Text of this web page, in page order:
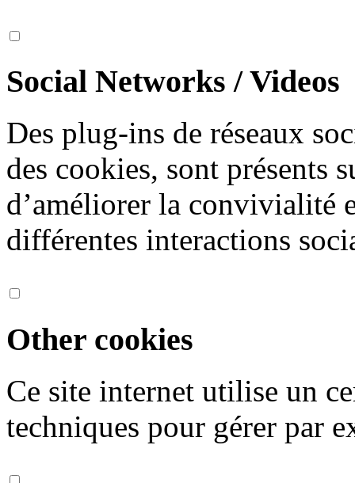
Social Networks / Videos
Des plug-ins de réseaux
des cookies, sont présents
d’améliorer la convivialité
différentes interactions
Other cookies
Ce site internet utilise un
techniques pour gérer par